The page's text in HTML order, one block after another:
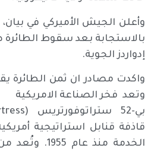
وأعلن الجيش الأميركي في
بالاستجابة بعد سقوط الطائرة
إدواردز الجوية.
وتعد فخر الصناعة الامريكية
قاذفة قنابل استراتيجية
الخدمة منذ